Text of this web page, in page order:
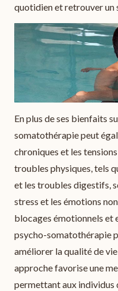
quotidien et retrouver un
En plus de ses bienfaits
somatothérapie peut
chroniques et les
troubles physiques, tels
et les troubles digestifs,
stress et les émotions
blocages émotionnels et
psycho-somatothérapie
améliorer la qualité de
approche favorise une
permettant aux individus